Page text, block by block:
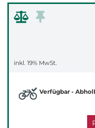
inkl. 19% MwSt.
Verfügbar -